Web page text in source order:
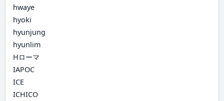
hwaye
hyoki
hyunjung
hyunlim
Hローマ
IAPOC
ICE
ICHICO